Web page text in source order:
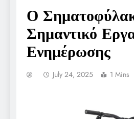
Ο
Σημαντικό
Ενημέρωσης
July 24, 2025 1 Mins